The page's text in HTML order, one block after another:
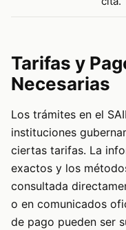
Tarifas y
Necesarias
Los trámites en el
instituciones
ciertas tarifas. La
exactos y los
consultada
o en comunicados
de pago pueden ser